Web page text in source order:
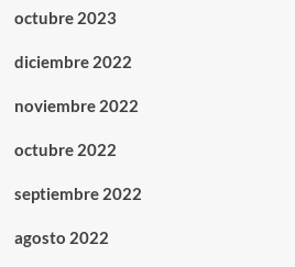
octubre 2023
diciembre 2022
noviembre 2022
octubre 2022
septiembre 2022
agosto 2022